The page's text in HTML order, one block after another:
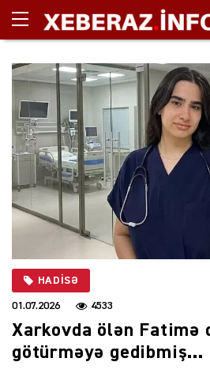
HADISƏ
01.07.2026 4533
Xarkovda ölən Fatimə
götürməyə gedibmiş…